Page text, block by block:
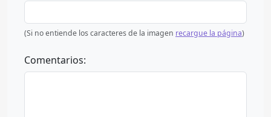
(Si no entiende los caracteres de la imagen recargue la página)
Comentarios: